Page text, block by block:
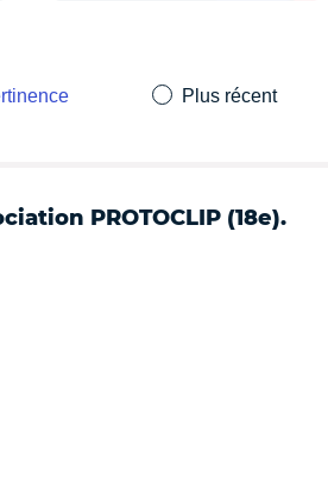
Plus récent
PROTOCLIP (18e).